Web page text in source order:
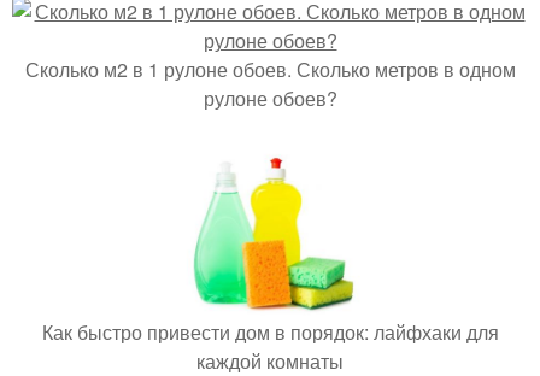
Сколько м2 в 1 рулоне обоев. Сколько метров в одном
рулоне обоев?
Как быстро привести дом в порядок: лайфхаки для
каждой комнаты